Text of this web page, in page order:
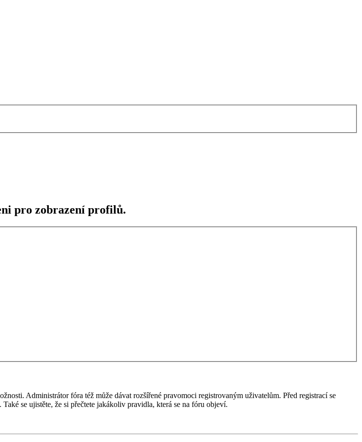
pro zobrazení profilů.
Administrátor fóra též může dávat rozšířené pravomoci registrovaným uživatelům. Před registrací se
se ujistěte, že si přečtete jakákoliv pravidla, která se na fóru objeví.